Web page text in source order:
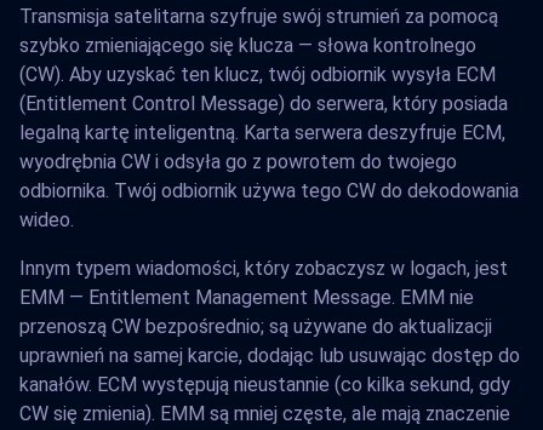
Transmisja satelitarna szyfruje swój strumień za pomocą
szybko zmieniającego się klucza — słowa kontrolnego
(CW). Aby uzyskać ten klucz, twój odbiornik wysyła ECM
(Entitlement Control Message) do serwera, który posiada
legalną kartę inteligentną. Karta serwera deszyfruje ECM,
wyodrębnia CW i odsyła go z powrotem do twojego
odbiornika. Twój odbiornik używa tego CW do dekodowania
wideo.
Innym typem wiadomości, który zobaczysz w logach, jest
EMM — Entitlement Management Message. EMM nie
przenoszą CW bezpośrednio; są używane do aktualizacji
uprawnień na samej karcie, dodając lub usuwając dostęp do
kanałów. ECM występują nieustannie (co kilka sekund, gdy
CW się zmienia). EMM są mniej częste, ale mają znaczenie